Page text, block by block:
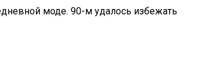
моде. 90-м удалось избежать